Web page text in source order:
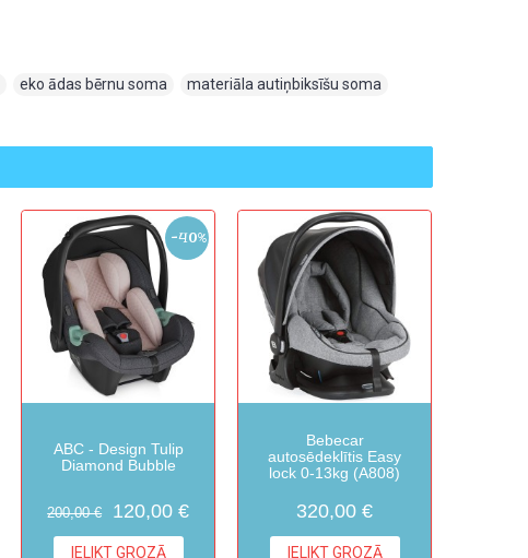
eko ādas bērnu soma materiāla autiņbiksīšu soma
-40%
ABC - Design Tulip
Diamond Bubble
200,00 € 120,00 €
IELIKT GROZĀ
Bebecar
autosēdeklītis Easy
lock 0-13kg (A808)
320,00 €
IELIKT GROZĀ